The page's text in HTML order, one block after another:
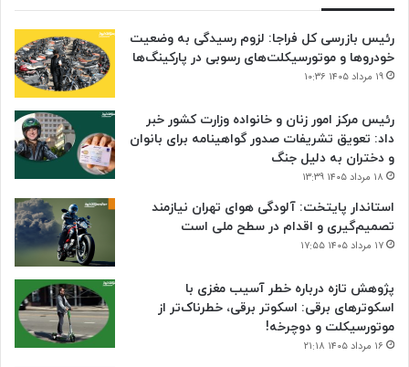
رئیس بازرسی کل فراجا: لزوم رسیدگی به وضعیت
خودروها و موتورسیکلت‌های رسوبی در پارکینگ‌ها
۱۹ مرداد ۱۴۰۵ ۱۰:۳۶
رئیس مرکز امور زنان و خانواده وزارت کشور خبر
داد: تعویق تشریفات صدور گواهینامه برای بانوان
و دختران به دلیل جنگ
۱۸ مرداد ۱۴۰۵ ۱۳:۳۹
استاندار پایتخت: آلودگی هوای تهران نیازمند
تصمیم‌گیری و اقدام در سطح ملی است
۱۷ مرداد ۱۴۰۵ ۱۷:۵۵
پژوهش تازه درباره خطر آسیب مغزی با
اسکوترهای برقی: اسکوتر برقی، خطرناک‌تر از
موتورسیکلت و دوچرخه!
۱۶ مرداد ۱۴۰۵ ۲۱:۱۸